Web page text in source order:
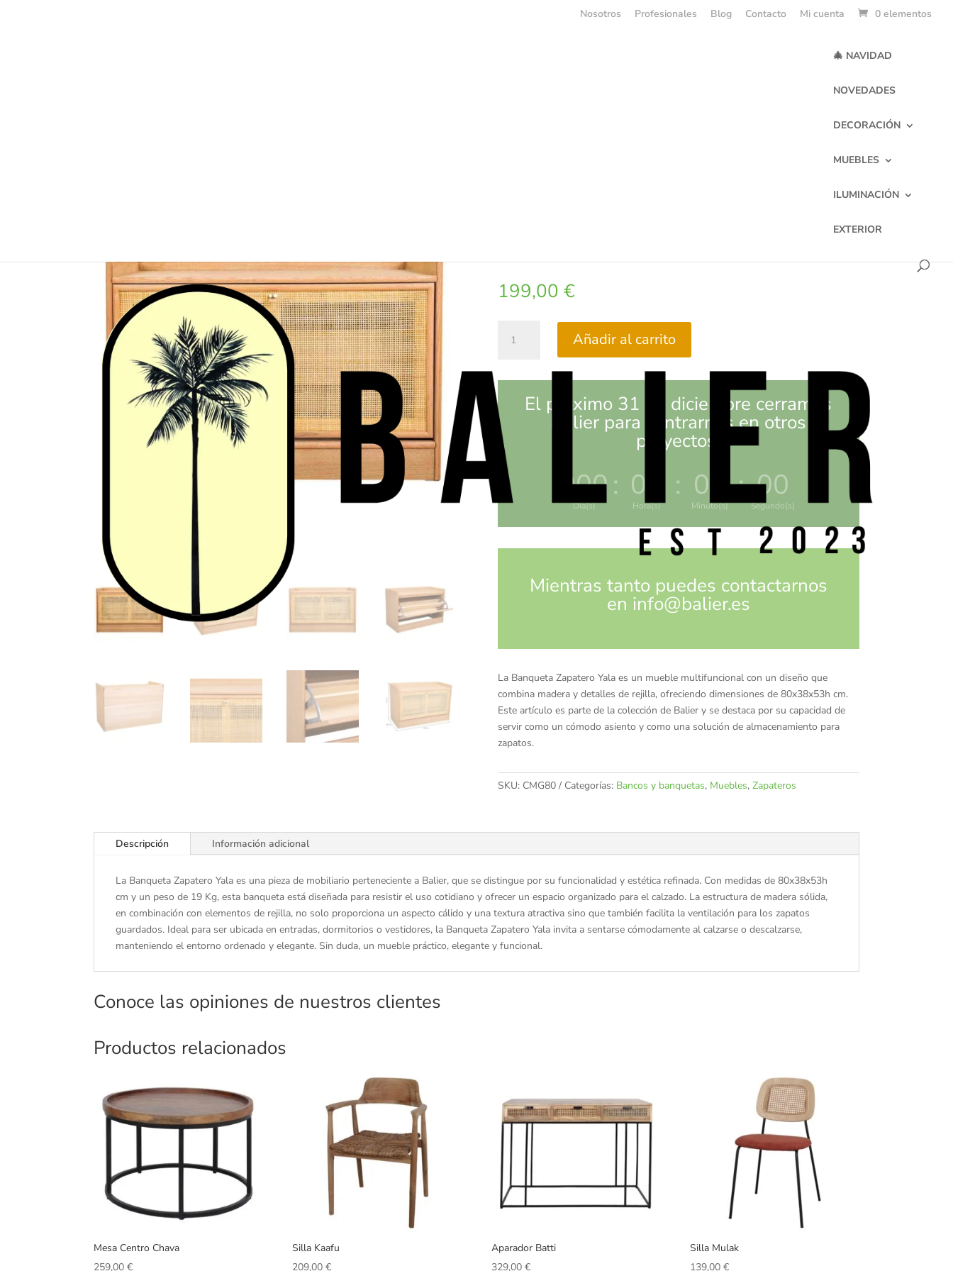
Nosotros Profesionales Blog Contacto Mi cuenta 0 elementos
🎄 NAVIDAD
NOVEDADES
DECORACIÓN
MUEBLES
ILUMINACIÓN
EXTERIOR
199,00 €
Zapatero
Añadir al carrito
El próximo 31 de diciembre cerramos
Balier para centrarnos en otros
proyectos.
000
Día(s)
: 00
Hora(s)
: 00
Minuto(s)
: 00
Segundo(s)
Mientras tanto puedes contactarnos
en info@balier.es
La Banqueta Zapatero Yala es un mueble multifuncional con un diseño que
combina madera y detalles de rejilla, ofreciendo dimensiones de 80x38x53h cm.
Este artículo es parte de la colección de Balier y se destaca por su capacidad de
servir como un cómodo asiento y como una solución de almacenamiento para
zapatos.
SKU: CMG80 Categorías: Bancos y banquetas, Muebles, Zapateros
Descripción Información adicional
La Banqueta Zapatero Yala es una pieza de mobiliario perteneciente a Balier, que se distingue por su funcionalidad y estética refinada. Con medidas de 80x38x53h
cm y un peso de 19 Kg, esta banqueta está diseñada para resistir el uso cotidiano y ofrecer un espacio organizado para el calzado. La estructura de madera sólida,
en combinación con elementos de rejilla, no solo proporciona un aspecto cálido y una textura atractiva sino que también facilita la ventilación para los zapatos
guardados. Ideal para ser ubicada en entradas, dormitorios o vestidores, la Banqueta Zapatero Yala invita a sentarse cómodamente al calzarse o descalzarse,
manteniendo el entorno ordenado y elegante. Sin duda, un mueble práctico, elegante y funcional.
Conoce las opiniones de nuestros clientes
Productos relacionados
Mesa Centro Chava
259,00 €
Silla Kaafu
209,00€
Aparador Batti
329,00 €
Silla Mulak
139,00 €